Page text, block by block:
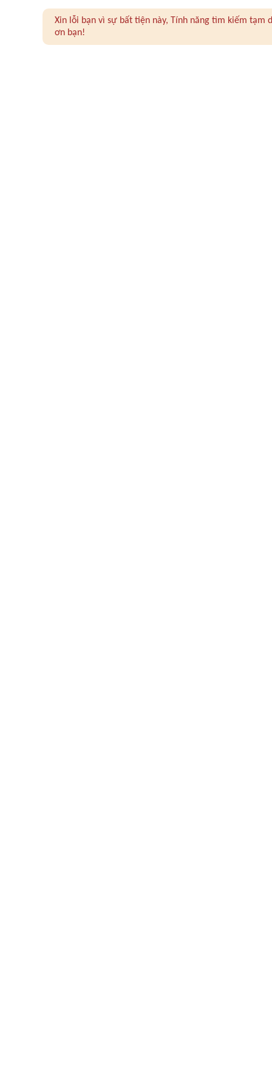
Xin lỗi bạn vì sự bất tiện này, Tính năng tìm kiếm
ơn bạn!